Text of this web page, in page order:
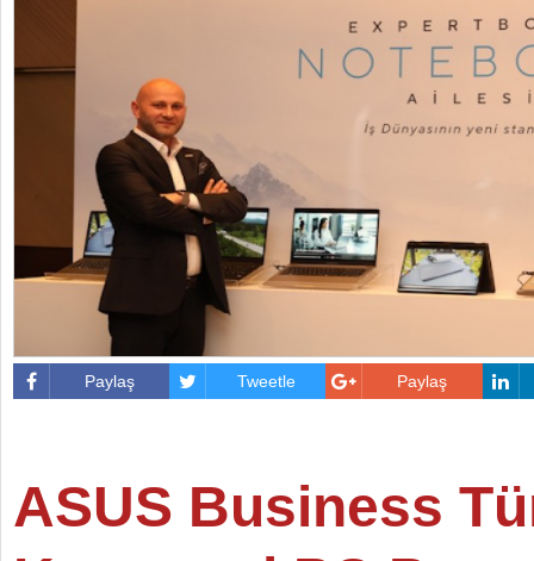
Paylaş Tweetle Paylaş
ASUS Business